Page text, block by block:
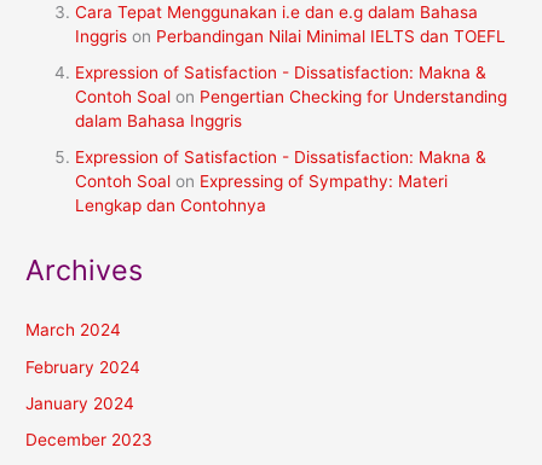
Cara Tepat Menggunakan i.e dan e.g dalam Bahasa
Inggris on Perbandingan Nilai Minimal IELTS dan TOEFL
Expression of Satisfaction - Dissatisfaction: Makna &
Contoh Soal on Pengertian Checking for Understanding
dalam Bahasa Inggris
Expression of Satisfaction - Dissatisfaction: Makna &
Contoh Soal on Expressing of Sympathy: Materi
Lengkap dan Contohnya
Archives
March 2024
February 2024
January 2024
December 2023